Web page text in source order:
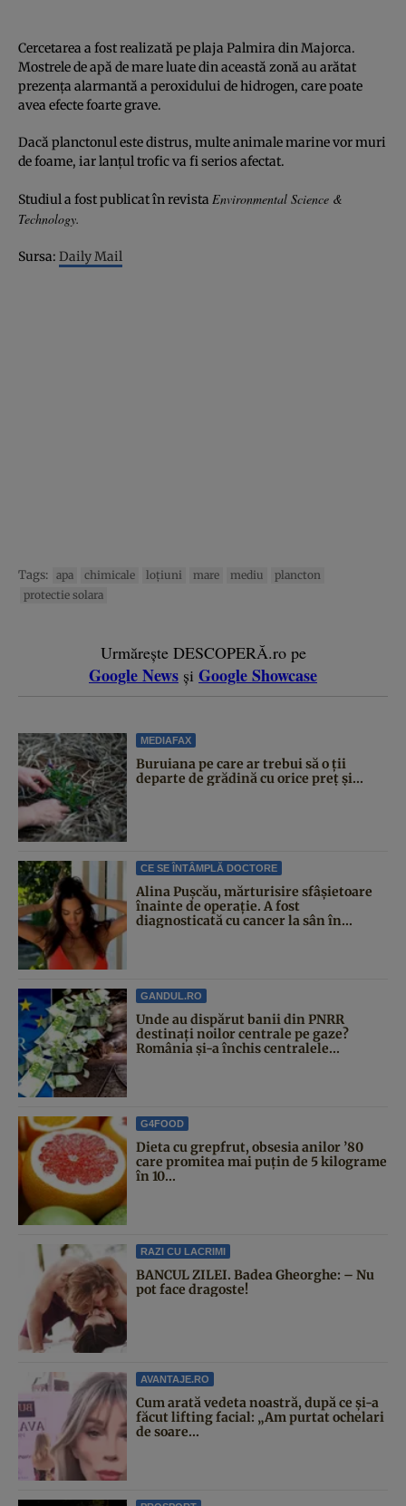
Cercetarea a fost realizată pe plaja Palmira din Majorca.
Mostrele de apă de mare luate din această zonă au arătat
prezenţa alarmantă a peroxidului de hidrogen, care poate
avea efecte foarte grave.
Dacă planctonul este distrus, multe animale marine vor muri
de foame, iar lanţul trofic va fi serios afectat.
Studiul a fost publicat în revista Environmental Science &
Technology.
Sursa: Daily Mail
Tags: apa chimicale loţiuni mare mediu
plancton
protectie solara
Urmărește DESCOPERĂ.ro pe
Google News și Google Showcase
MEDIAFAX
Buruiana pe care ar trebui să o ții
departe de grădină cu orice preț și...
CE SE ÎNTÂMPLĂ DOCTORE
Alina Pușcău, mărturisire sfâșietoare
înainte de operație. A fost
diagnosticată cu cancer la sân în...
GANDUL.RO
Unde au dispărut banii din PNRR
destinați noilor centrale pe gaze?
România și-a închis centralele...
G4FOOD
Dieta cu grepfrut, obsesia anilor ’80
care promitea mai puțin de 5 kilograme
în 10...
RAZI CU LACRIMI
BANCUL ZILEI. Badea Gheorghe: – Nu
pot face dragoste!
AVANTAJE.RO
Cum arată vedeta noastră, după ce și-a
făcut lifting facial: „Am purtat ochelari
de soare...